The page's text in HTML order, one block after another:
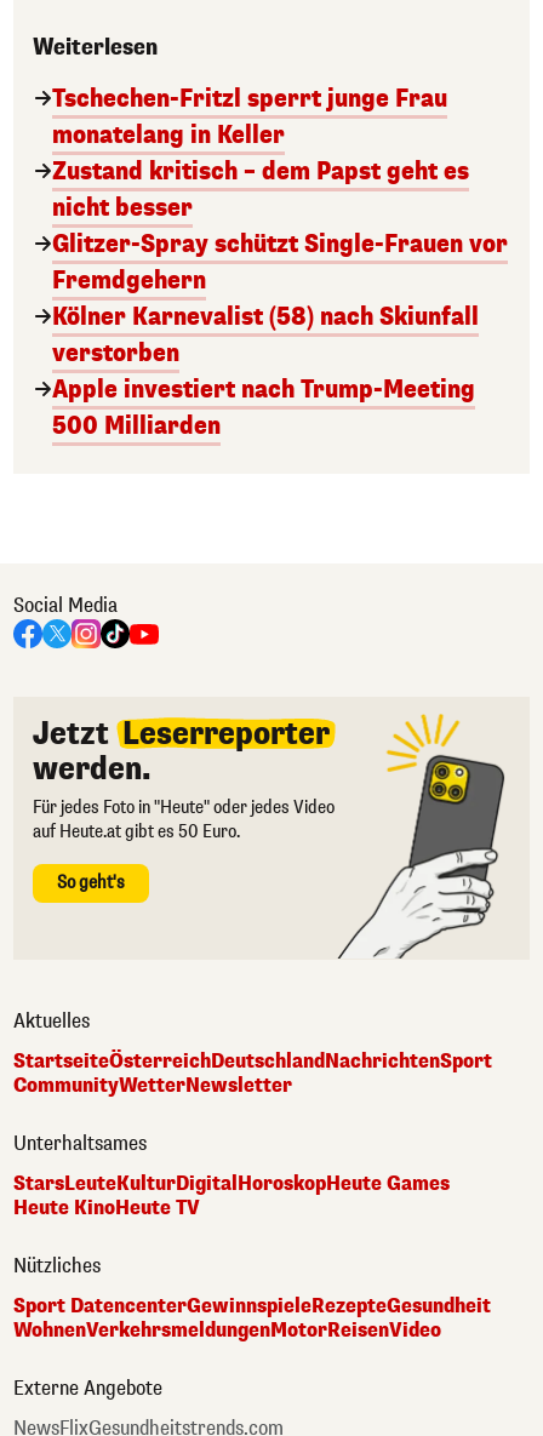
Weiterlesen
Tschechen-Fritzl sperrt junge Frau
monatelang in Keller
Zustand kritisch – dem Papst geht es
nicht besser
Glitzer-Spray schützt Single-Frauen vor
Fremdgehern
Kölner Karnevalist (58) nach Skiunfall
verstorben
Apple investiert nach Trump-Meeting
500 Milliarden
Social Media
Jetzt Leserreporter
werden.
Für jedes Foto in "Heute" oder jedes Video
auf Heute.at gibt es 50 Euro.
So geht's
Aktuelles
StartseiteÖsterreichDeutschlandNachrichtenSport
CommunityWetterNewsletter
Unterhaltsames
StarsLeuteKulturDigital HoroskopHeute Games
Heute KinoHeute TV
Nützliches
Sport DatencenterGewinnspieleRezepteGesundheit
WohnenVerkehrsmeldungenMotorReisenVideo
Externe Angebote
NewsFlixGesundheitstrends.com